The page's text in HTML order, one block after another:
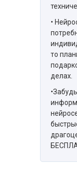
•
то
делах.